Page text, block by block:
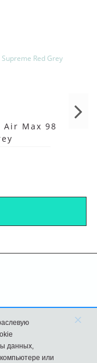
Air Max 98
данных,
или
×